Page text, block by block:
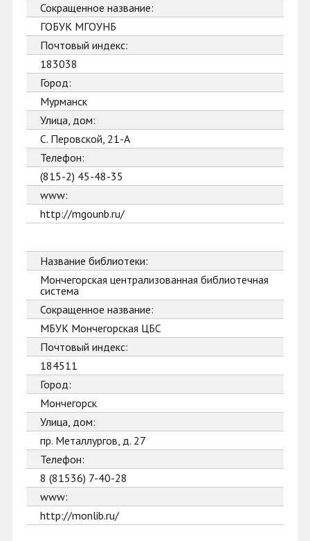
Сокращенное название:
ГОБУК МГОУНБ
Почтовый индекс:
183038
Город:
Мурманск
Улица, дом:
С. Перовской, 21-А
Телефон:
(815-2) 45-48-35
www:
http://mgounb.ru/
Название библиотеки:
Мончегорская централизованная библиотечная
система
Сокращенное название:
МБУК Мончегорская ЦБС
Почтовый индекс:
184511
Город:
Мончегорск
Улица, дом:
пр. Металлургов, д. 27
Телефон:
8 (81536) 7-40-28
www:
http://monlib.ru/